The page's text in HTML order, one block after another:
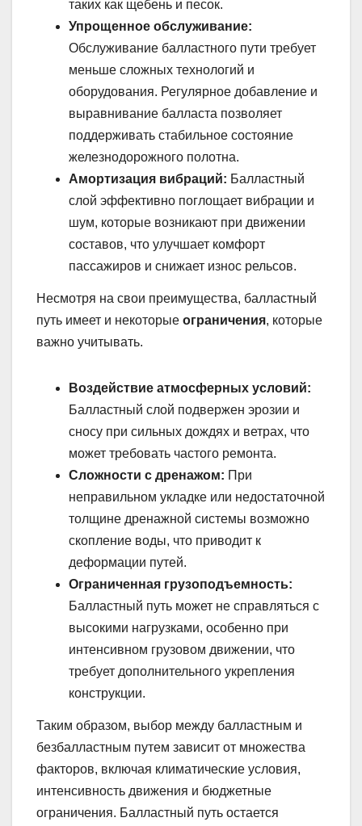
таких как щебень и песок.
Упрощенное обслуживание:
Обслуживание балластного пути требует
меньше сложных технологий и
оборудования. Регулярное добавление и
выравнивание балласта позволяет
поддерживать стабильное состояние
железнодорожного полотна.
Амортизация вибраций: Балластный
слой эффективно поглощает вибрации и
шум, которые возникают при движении
составов, что улучшает комфорт
пассажиров и снижает износ рельсов.
Несмотря на свои преимущества, балластный
путь имеет и некоторые ограничения, которые
важно учитывать.
Воздействие атмосферных условий:
Балластный слой подвержен эрозии и
сносу при сильных дождях и ветрах, что
может требовать частого ремонта.
Сложности с дренажом: При
неправильном укладке или недостаточной
толщине дренажной системы возможно
скопление воды, что приводит к
деформации путей.
Ограниченная грузоподъемность:
Балластный путь может не справляться с
высокими нагрузками, особенно при
интенсивном грузовом движении, что
требует дополнительного укрепления
конструкции.
Таким образом, выбор между балластным и
безбалластным путем зависит от множества
факторов, включая климатические условия,
интенсивность движения и бюджетные
ограничения. Балластный путь остается